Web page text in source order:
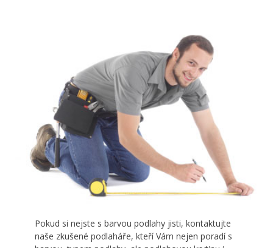
Pokud si nejste s barvou podlahy jisti, kontaktujte
naše zkušené podlaháře, kteří Vám nejen poradí s